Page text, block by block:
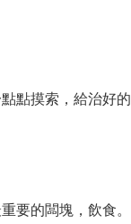
點摸索，給治好
要的闆塊，飲食。